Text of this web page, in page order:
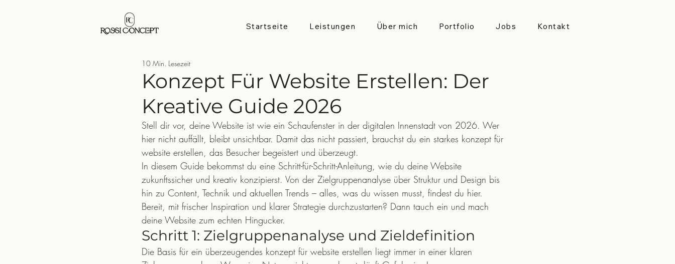
Startseite Leistungen Über mich Portfolio Jobs Kontakt
Konzept Für Website Erstellen: Der
Kreative Guide 2026
10 Min. Lesezeit
Stell dir vor, deine Website ist wie ein Schaufenster in der digitalen Innenstadt von 2026. Wer
hier nicht auffällt, bleibt unsichtbar. Damit das nicht passiert, brauchst du ein starkes konzept für
website erstellen, das Besucher begeistert und überzeugt.
In diesem Guide bekommst du eine Schritt-für-Schritt-Anleitung, wie du deine Website
zukunftssicher und kreativ konzipierst. Von der Zielgruppenanalyse über Struktur und Design bis
hin zu Content, Technik und aktuellen Trends – alles, was du wissen musst, findest du hier.
Bereit, mit frischer Inspiration und klarer Strategie durchzustarten? Dann tauch ein und mach
deine Website zum echten Hingucker.
Schritt 1: Zielgruppenanalyse und Zieldefinition
Die Basis für ein überzeugendes konzept für website erstellen liegt immer in einer klaren